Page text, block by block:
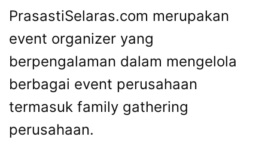
PrasastiSelaras.com merupakan
event organizer yang
berpengalaman dalam mengelola
berbagai event perusahaan
termasuk family gathering
perusahaan.